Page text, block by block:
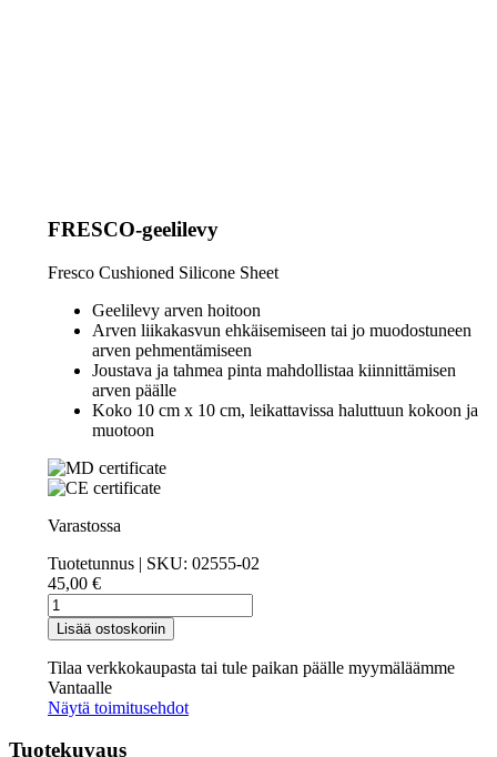
FRESCO-geelilevy
Fresco Cushioned Silicone Sheet
Geelilevy arven hoitoon
Arven liikakasvun ehkäisemiseen tai jo muodostuneen
arven pehmentämiseen
Joustava ja tahmea pinta mahdollistaa kiinnittämisen
arven päälle
Koko 10 cm x 10 cm, leikattavissa haluttuun kokoon ja
muotoon
Varastossa
Tuotetunnus | SKU: 02555-02
45,00 €
Fresco
Gel
Platta
10
cm
x
10
cm
Lisää ostoskoriin
Tilaa verkkokaupasta tai tule paikan päälle myymäläämme
Vantaalle
Näytä toimitusehdot
Tuotekuvaus